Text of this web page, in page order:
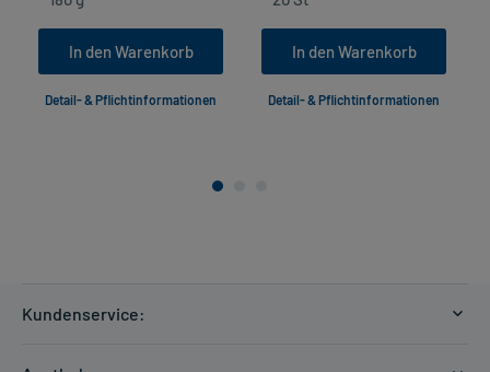
In den Warenkorb
Detail- & Pflichtinformationen
In den Warenkorb
Detail- & Pflichtinformationen
Kundenservice: